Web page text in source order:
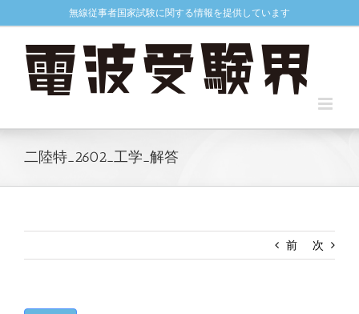
to
無線従事者国家試験に関する情報を提供しています
二陸特_2602_工学_解答
前 次